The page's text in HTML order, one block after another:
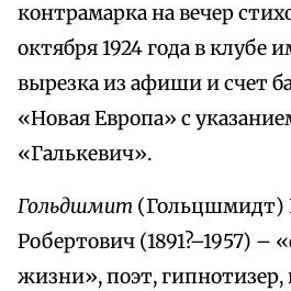
контрамарка на вечер
октября 1924 года в клубе
вырезка из афиши и счет
«Новая Европа» с
«Галькевич».
Гольдшмит (Гольцшмидт)
Робертович (1891?–1957) –
жизни», поэт, гипнотизер,